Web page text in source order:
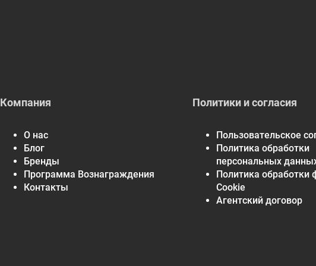
комплекс гесперидинов (разновидности
** Суточная норма не определена.
СГР: RU.77.99.11.003.R.001870.07.24
Компания
О нас
Блог
Бренды
Программа Вознаграждения
Контакты
Политики и согласия
Пользовательское
Политика обработки
персональных
Политика обработки
Cookie
Агентский договор